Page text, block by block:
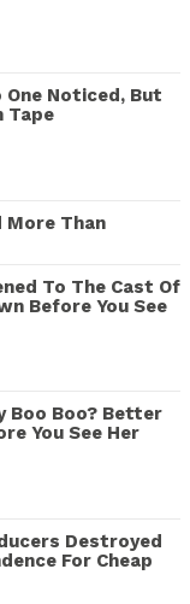
Noticed, But
Tape
More Than
To The Cast Of
Before You See
Boo Boo? Better
You See Her
Destroyed
For Cheap